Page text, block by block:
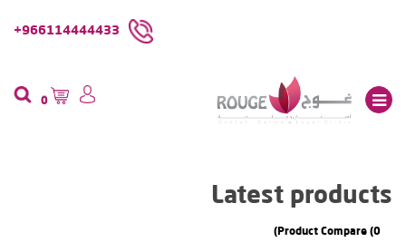
966114444433+
Latest products
Product Compare (0)